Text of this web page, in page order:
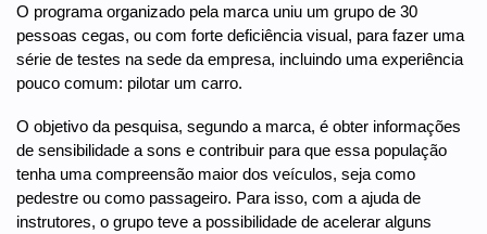
O programa organizado pela marca uniu um grupo de 30
pessoas cegas, ou com forte deficiência visual, para fazer uma
série de testes na sede da empresa, incluindo uma experiência
pouco comum: pilotar um carro.
O objetivo da pesquisa, segundo a marca, é obter informações
de sensibilidade a sons e contribuir para que essa população
tenha uma compreensão maior dos veículos, seja como
pedestre ou como passageiro. Para isso, com a ajuda de
instrutores, o grupo teve a possibilidade de acelerar alguns